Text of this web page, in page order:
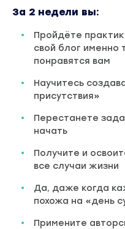
За 2 недели вы:
Пройдёте
свой блог именно
понравятся вам
Научитесь
присутствия»
Перестанете
начать
Получите и
все случаи жизни
Да, даже когда
похожа на «день
Примените